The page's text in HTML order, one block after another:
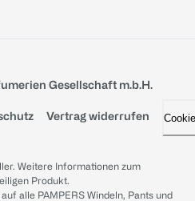
Gesellschaft m.b.H.
Vertrag widerrufen
Weitere Informationen zum
Produkt.
alle PAMPERS Windeln, Pants und